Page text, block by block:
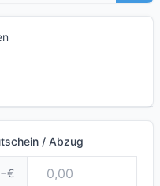
/ Abzug
−€